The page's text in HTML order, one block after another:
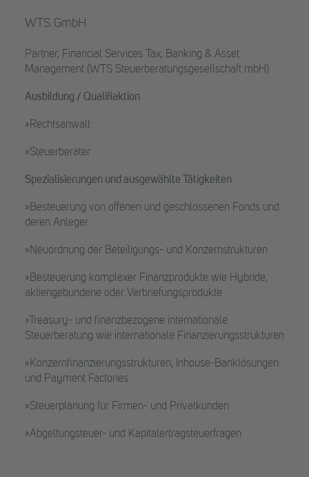
WTS GmbH
Partner, Financial Services Tax, Banking & Asset
Management (WTS Steuerberatungsgesellschaft mbH)
Ausbildung / Qualifiaktion
»Rechtsanwalt
»Steuerberater
Spezialisierungen und ausgewählte Tätigkeiten
»Besteuerung von offenen und geschlossenen Fonds und
deren Anleger
»Neuordnung der Beteiligungs- und Konzernstrukturen
»Besteuerung komplexer Finanzprodukte wie Hybride,
aktiengebundene oder Verbriefungsprodukte
»Treasury- und finanzbezogene internationale
Steuerberatung wie internationale Finanzierungsstrukturen
»Konzernfinanzierungsstrukturen, Inhouse-Banklösungen
und Payment Factories
»Steuerplanung für Firmen- und Privatkunden
»Abgeltungsteuer- und Kapitalertragsteuerfragen